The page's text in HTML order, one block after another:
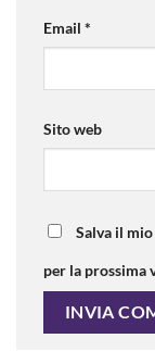
Email *
Sito web
Salva il
per la prossima